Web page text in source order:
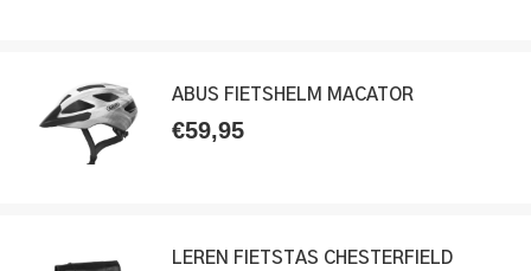
ABUS FIETSHELM MACATOR
€59,95
LEREN FIETSTAS CHESTERFIELD